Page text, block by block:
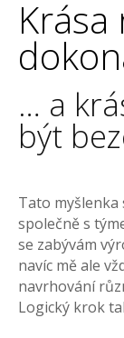
Krása
… a
být
Tato myšlenka
společně s
se zabývám
navíc mě ale
navrhování
Logický krok